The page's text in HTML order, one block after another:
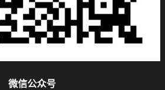
微信公众号